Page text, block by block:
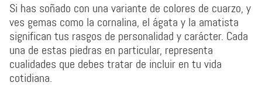
Si has soñado con una variante de colores de cuarzo, y
ves gemas como la cornalina, el ágata y la amatista
significan tus rasgos de personalidad y carácter. Cada
una de estas piedras en particular, representa
cualidades que debes tratar de incluir en tu vida
cotidiana.